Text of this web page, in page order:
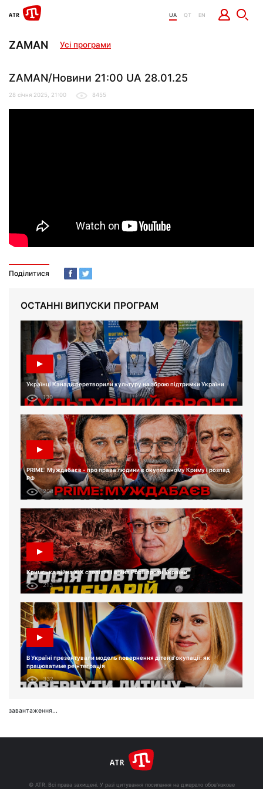
UA QT EN
ZAMAN Усі програми
ZAMAN/Новини 21:00 UA 28.01.25
28 січня 2025, 21:00 8455
Поділитися
ОСТАННІ ВИПУСКИ ПРОГРАМ
Українці Канади перетворили культуру на зброю підтримки України
130
PRIME: Муждабаєв - про права людини в окупованому Криму і розпад
РФ
208
Кримська війна XIX століття і війна Росії проти України
213
В Україні презентували модель повернення дітей з окупації: як
працюватиме реінтеграція
332
завантаження...
© ATR. Всі права захищені. У разі цитування посилання на джерело обов'язкове